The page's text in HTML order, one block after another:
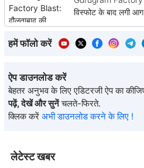
लेटेस्ट खबर
विस्फोट के बाद लगी
हमें फॉलो करें
ऐप डाउनलोड करें
बेहतर अनुभव के लिए एडिटरजी ऐप का
पढ़ें, देखें और सुनें चलते-फिरते.
क्लिक करें अभी डाउनलोड करने के लिए !